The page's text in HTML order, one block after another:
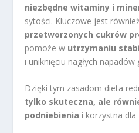
niezbędne witaminy i
sytości. Kluczowe jest
przetworzonych cukrów
pomoże w utrzymaniu
i uniknięciu nagłych napadów
Dzięki tym zasadom dieta
tylko skuteczna, ale
podniebienia i korzystna dla